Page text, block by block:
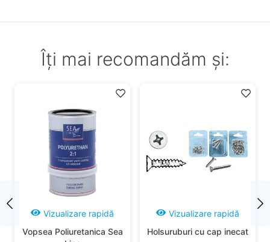
Îți mai recomandăm și:
Vizualizare rapidă
Vopsea Poliuretanica Sea
Vizualizare rapidă
Holsuruburi cu cap inecat